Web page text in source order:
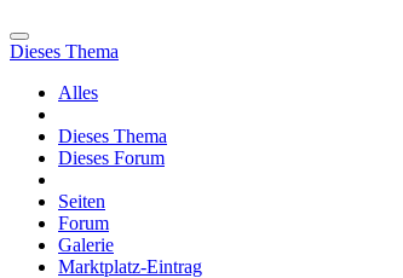
Dieses Thema
Alles
Dieses Thema
Dieses Forum
Seiten
Forum
Galerie
Marktplatz-Eintrag